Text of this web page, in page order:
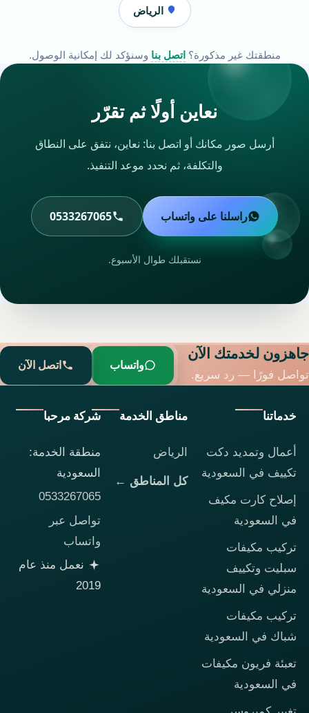
الرياض
منطقتك غير مذكورة؟اتصل بنا وسنؤكد لك إمكانية الوصول.
نعاين أولًا ثم تقرّر
أرسل صور مكانك أو اتصل بنا: نعاين، نتفق على النطاق
والتكلفة، ثم نحدد موعد التنفيذ.
راسلنا على واتساب 0533267065
نستقبلك طوال الأسبوع.
جاهزون لخدمتك الآن
تواصل فورًا — رد سريع.
واتساب اتصل الآن
خدماتنا
أعمال وتمديد دكت
تكييف في السعودية
إصلاح كارت مكيف
في السعودية
تركيب مكيفات
سبليت وتكييف
منزلي في السعودية
تركيب مكيفات
شباك في السعودية
تعبئة فريون مكيفات
في السعودية
مناطق الخدمة
الرياض
كل المناطق ←
شركة مرحبا
منطقة الخدمة:
السعودية
0533267065
تواصل عبر
واتساب
نعمل منذ عام
2019